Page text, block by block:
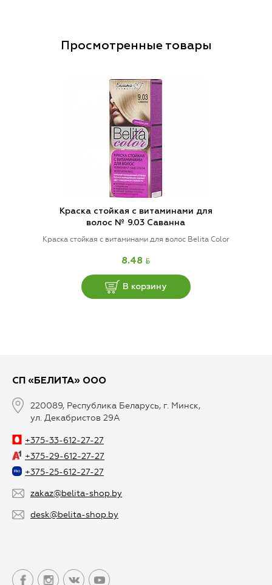
Просмотренные товары
Краска стойкая с витаминами для
волос № 9.03 Саванна
Краска стойкая с витаминами для волос Belita Color
8.48 BYN
В корзину
СП «БЕЛИТА» ООО
220089, Республика Беларусь, г. Минск,
ул. Декабристов 29А
+375-33-612-27-27
+375-29-612-27-27
+375-25-612-27-27
zakaz@belita-shop.by
desk@belita-shop.by